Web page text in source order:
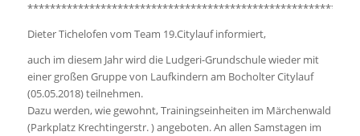
Dieter Tichelofen vom Team 19.Citylauf informiert,
auch im diesem Jahr wird die Ludgeri-Grundschule wieder mit
einer großen Gruppe von Laufkindern am Bocholter Citylauf
(05.05.2018) teilnehmen.
Dazu werden, wie gewohnt, Trainingseinheiten im Märchenwald
(Parkplatz Krechtingerstr. ) angeboten. An allen Samstagen im